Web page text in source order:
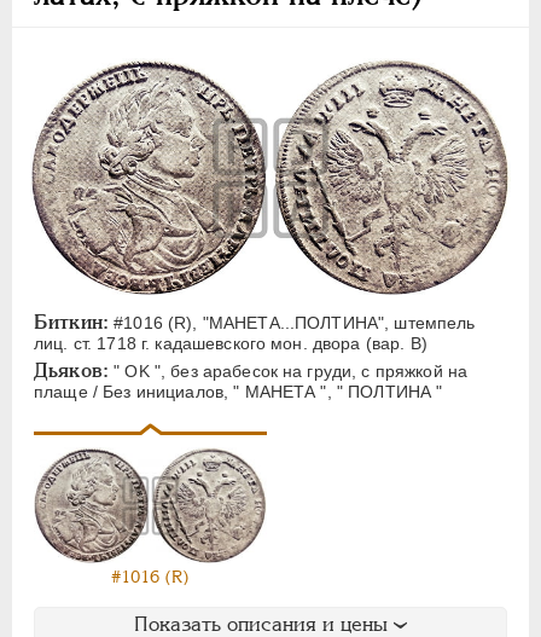
Биткин: #1016 (R), "МАНЕТА...ПОЛТИНА", штемпель
лиц. ст. 1718 г. кадашевского мон. двора (вар. В)
Дьяков: " OK ", без арабесок на груди, с пряжкой на
плаще / Без инициалов, " МАНЕТА ", " ПОЛТИНА "
#1016 (R)
Показать описания и цены